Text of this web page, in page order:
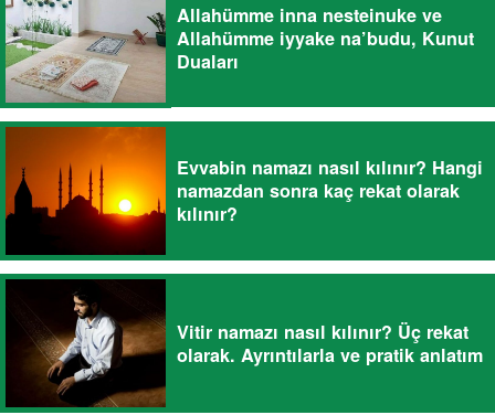
Allahümme inna nesteinuke ve
Allahümme iyyake na’budu, Kunut
Duaları
Evvabin namazı nasıl kılınır? Hangi
namazdan sonra kaç rekat olarak
kılınır?
Vitir namazı nasıl kılınır? Üç rekat
olarak. Ayrıntılarla ve pratik anlatım